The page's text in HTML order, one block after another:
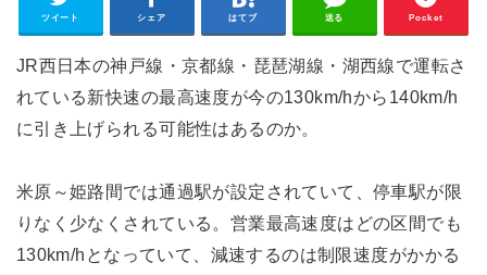
ツイート シェア はてブ 送る Pocket
JR西日本の神戸線・京都線・琵琶湖線・湖西線で運転さ
れている新快速の最高速度が今の130km/hから140km/h
に引き上げられる可能性はあるのか。
米原～姫路間では通過駅が設定されていて、停車駅が限
りなく少なくされている。営業最高速度はどの区間でも
130km/hとなっていて、減速するのは制限速度がかかる